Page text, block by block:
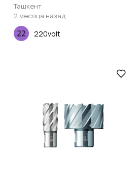
Ташкент
2 месяца назад
220volt